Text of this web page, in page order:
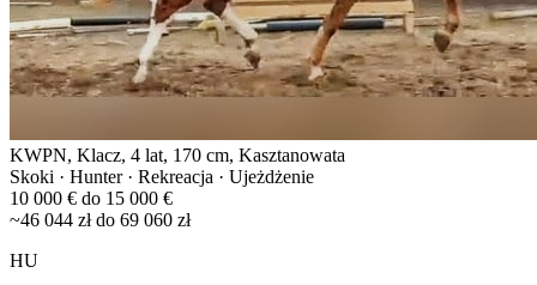
KWPN, Klacz, 4 lat, 170 cm, Kasztanowata
Skoki · Hunter · Rekreacja · Ujeżdżenie
10 000 € do 15 000 €
~46 044 zł do 69 060 zł
HU